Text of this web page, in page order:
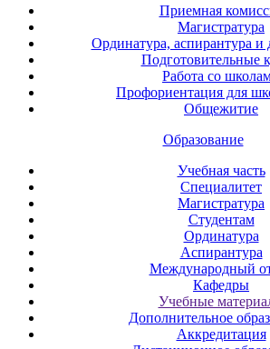
Приемная
Магистратура
Ординатура, аспирантура и
Подготовительные
Работа со
Профориентация для
Общежитие
Образование
Учебная часть
Специалитет
Магистратура
Студентам
Ординатура
Аспирантура
Международный
Кафедры
Учебные
Дополнительное
Аккредитация